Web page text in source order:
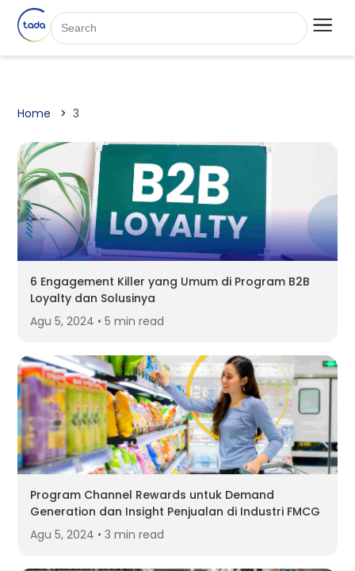
Home 3
6 Engagement Killer yang Umum di Program B2B
Loyalty dan Solusinya
Agu 5, 2024 • 5 min read
Program Channel Rewards untuk Demand
Generation dan Insight Penjualan di Industri FMCG
Agu 5, 2024 • 3 min read